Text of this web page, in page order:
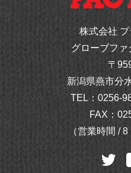
株式会社
グローブファ
〒
新潟県燕市分
TEL： 0256-
FAX：
（営業時間 /